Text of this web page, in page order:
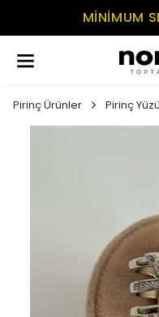
MİNİMUM
Pirinç Ürünler Pirinç